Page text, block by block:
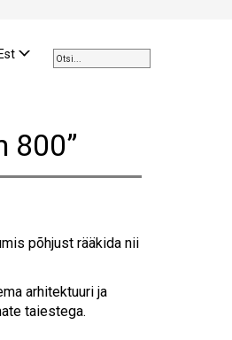
the
up
a
enter
Est
800”
põhjust rääkida nii
arhitektuuri ja
taiestega.